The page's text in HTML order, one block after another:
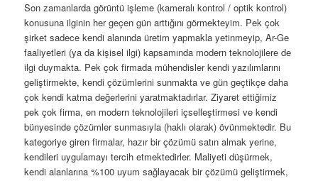
Son zamanlarda görüntü işleme (kameralı kontrol / optik kontrol)
konusuna ilginin her geçen gün arttığını görmekteyim. Pek çok
şirket sadece kendi alanında üretim yapmakla yetinmeyip, Ar-Ge
faaliyetleri (ya da kişisel ilgi) kapsamında modern teknolojilere de
ilgi duymakta. Pek çok firmada mühendisler kendi yazılımlarını
geliştirmekte, kendi çözümlerini sunmakta ve gün geçtikçe daha
çok kendi katma değerlerini yaratmaktadırlar. Ziyaret ettiğimiz
pek çok firma, en modern teknolojileri içselleştirmesi ve kendi
bünyesinde çözümler sunmasıyla (haklı olarak) övünmektedir. Bu
kategoriye giren firmalar, hazır bir çözümü satın almak yerine,
kendileri uygulamayı tercih etmektedirler. Maliyeti düşürmek,
kendi alanlarına %100 uyum sağlayacak bir çözümü geliştirmek,